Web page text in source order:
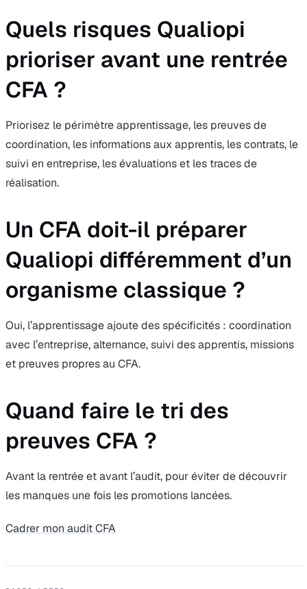
Quels risques Qualiopi
prioriser avant une rentrée
CFA ?
Priorisez le périmètre apprentissage, les preuves de
coordination, les informations aux apprentis, les contrats, le
suivi en entreprise, les évaluations et les traces de
réalisation.
Un CFA doit-il préparer
Qualiopi différemment d’un
organisme classique ?
Oui, l’apprentissage ajoute des spécificités : coordination
avec l’entreprise, alternance, suivi des apprentis, missions
et preuves propres au CFA.
Quand faire le tri des
preuves CFA ?
Avant la rentrée et avant l’audit, pour éviter de découvrir
les manques une fois les promotions lancées.
Cadrer mon audit CFA